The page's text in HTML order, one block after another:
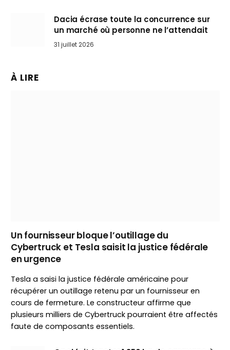
Dacia écrase toute la concurrence sur
un marché où personne ne l’attendait
31 juillet 2026
À LIRE
Un fournisseur bloque l’outillage du
Cybertruck et Tesla saisit la justice fédérale
en urgence
Tesla a saisi la justice fédérale américaine pour
récupérer un outillage retenu par un fournisseur en
cours de fermeture. Le constructeur affirme que
plusieurs milliers de Cybertruck pourraient être affectés
faute de composants essentiels.